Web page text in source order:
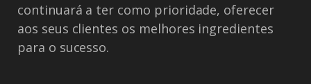
continuará a ter como prioridade, oferecer
aos seus clientes os melhores ingredientes
para o sucesso.